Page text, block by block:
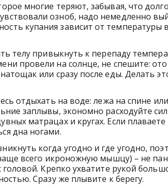
многие теряют, забывая, что
озноб, надо немедленно
купания зависит от температуры
телу привыкнуть к перепаду
провели на солнце, не спешите:
или сразу после еды. Делать
отдыхать на воде: лежа на спине
заплывы, экономно расходуйте
матрацах и кругах. Если плаваете
дна ногами.
когда угодно и где угодно,
всего икроножную мышцу) – не
головой. Крепко ухватите рукой
Сразу же плывите к берегу.